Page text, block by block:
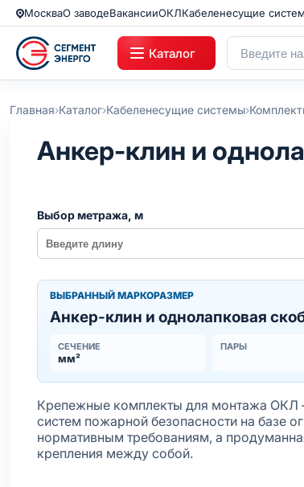
МоскваО заводеВакансииОКЛКабеленесущие
Каталог
Главная›Каталог›Кабеленесущие системы›
Анкер-клин и
Выбор метража, м
ВЫБРАННЫЙ МАРКОРАЗМЕР
Анкер-клин и однолапковая
СЕЧЕНИЕ
мм²
ПАРЫ
Крепежные комплекты для монтажа ОКЛ
систем пожарной безопасности на базе
нормативным требованиям, а
крепления между собой.